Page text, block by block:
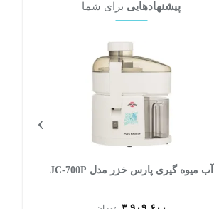
پیشنهادهایی برای شما
آب میوه گیری پارس خزر مدل JC-700P
›